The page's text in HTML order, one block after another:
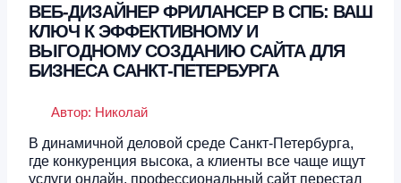
ВЕБ-ДИЗАЙНЕР ФРИЛАНСЕР В СПБ: ВАШ
КЛЮЧ К ЭФФЕКТИВНОМУ И
ВЫГОДНОМУ СОЗДАНИЮ САЙТА ДЛЯ
БИЗНЕСА САНКТ-ПЕТЕРБУРГА
Автор: Николай
В динамичной деловой среде Санкт-Петербурга,
где конкуренция высока, а клиенты все чаще ищут
услуги онлайн, профессиональный сайт перестал